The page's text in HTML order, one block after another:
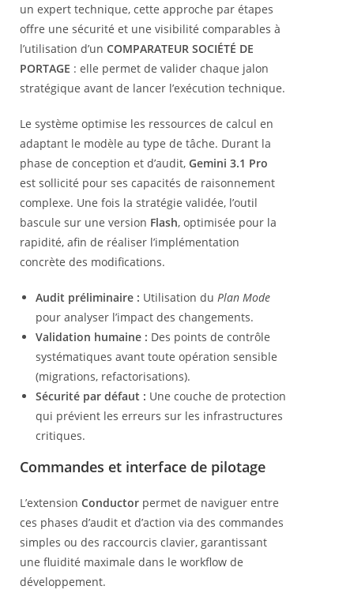
un expert technique, cette approche par étapes
offre une sécurité et une visibilité comparables à
l’utilisation d’un COMPARATEUR SOCIÉTÉ DE
PORTAGE : elle permet de valider chaque jalon
stratégique avant de lancer l’exécution technique.
Le système optimise les ressources de calcul en
adaptant le modèle au type de tâche. Durant la
phase de conception et d’audit, Gemini 3.1 Pro
est sollicité pour ses capacités de raisonnement
complexe. Une fois la stratégie validée, l’outil
bascule sur une version Flash, optimisée pour la
rapidité, afin de réaliser l’implémentation
concrète des modifications.
Audit préliminaire : Utilisation du Plan Mode
pour analyser l’impact des changements.
Validation humaine : Des points de contrôle
systématiques avant toute opération sensible
(migrations, refactorisations).
Sécurité par défaut : Une couche de protection
qui prévient les erreurs sur les infrastructures
critiques.
Commandes et interface de pilotage
L’extension Conductor permet de naviguer entre
ces phases d’audit et d’action via des commandes
simples ou des raccourcis clavier, garantissant
une fluidité maximale dans le workflow de
développement.